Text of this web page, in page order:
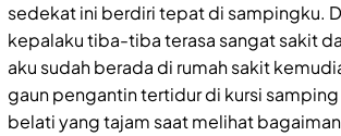
sedekat ini berdiri tepat di sampingku.
kepalaku tiba-tiba terasa sangat sakit
aku sudah berada di rumah sakit
gaun pengantin tertidur di kursi
belati yang tajam saat melihat